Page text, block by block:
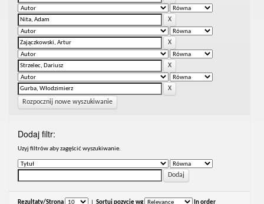
Rozpocznij nowe wyszukiwanie
Dodaj filtr:
Uzyj filtrów aby zagęścić wyszukiwanie.
Rezultaty/Strona Sortuj pozycje wg In order